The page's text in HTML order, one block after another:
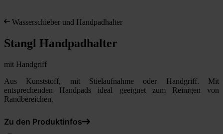
Wasserschieber und Handpadhalter
Stangl Handpadhalter
mit Handgriff
Aus Kunststoff, mit Stielaufnahme oder Handgriff. Mit
entsprechenden Handpads ideal geeignet zum Reinigen von
Randbereichen.
Zu den Produktinfos